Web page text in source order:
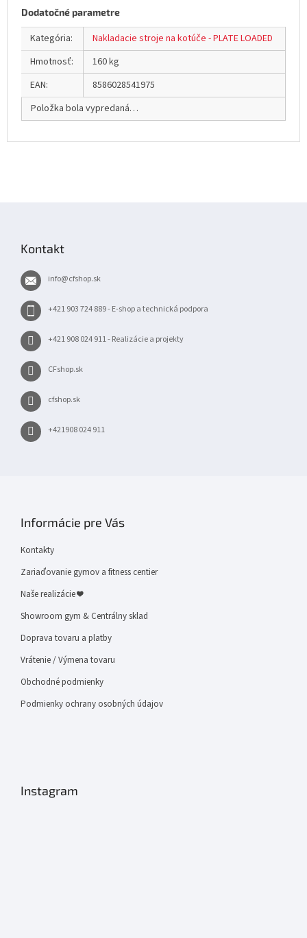
Dodatočné parametre
Kategória:
Nakladacie stroje na kotúče - PLATE LOADED
Hmotnosť:
160 kg
EAN:
8586028541975
Položka bola vypredaná…
Kontakt
info@cfshop.sk
+421 903 724 889 - E-shop a technická podpora
+421 908 024 911 - Realizácie a projekty
CFshop.sk
cfshop.sk
+421908 024 911
Informácie pre Vás
Kontakty
Zariaďovanie gymov a fitness centier
Naše realizácie ❤
Showroom gym & Centrálny sklad
Doprava tovaru a platby
Vrátenie / Výmena tovaru
Obchodné podmienky
Podmienky ochrany osobných údajov
Instagram